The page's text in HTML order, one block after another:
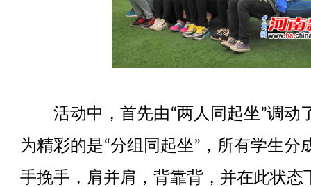
活动中，首先由“两人同起坐”调动
为精彩的是“分组同起坐” ，所有学生分
手挽手，肩并肩，背靠背，并在此状态